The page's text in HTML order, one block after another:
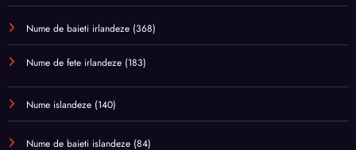
Nume de baieti irlandeze (368)
Nume de fete irlandeze (183)
Nume islandeze (140)
Nume de baieti islandeze (84)